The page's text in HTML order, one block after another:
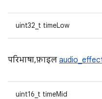
uint32_t timeLow
परिभाषा, फ़ाइल
uint16_t timeMid